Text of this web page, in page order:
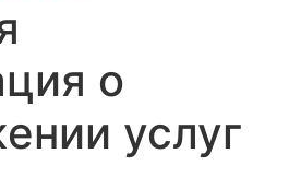
о
услуг